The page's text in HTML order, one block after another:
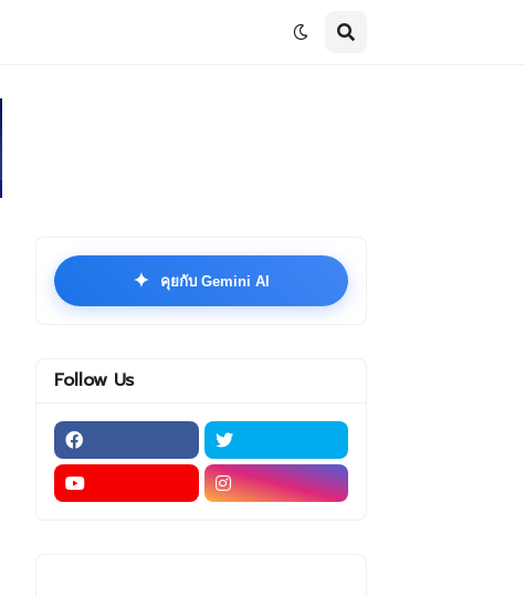
✦ คุยกับ Gemini AI
Follow Us